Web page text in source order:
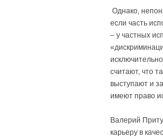
Однако,
если часть
– у частных
считают, что
выступают и
имеют право
Валерий
карьеру в